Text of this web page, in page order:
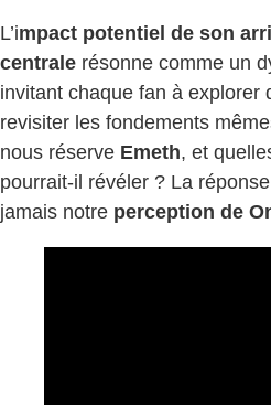
L’impact potentiel de son
centrale résonne comme un
invitant chaque fan à explorer
revisiter les fondements
nous réserve Emeth, et
pourrait-il révéler ? La
jamais notre perception de